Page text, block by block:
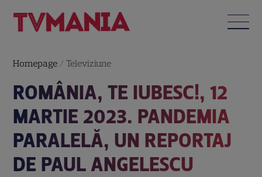
Homepage / Televiziune
ROMÂNIA, TE IUBESC!, 12
MARTIE 2023. PANDEMIA
PARALELĂ, UN REPORTAJ
DE PAUL ANGELESCU